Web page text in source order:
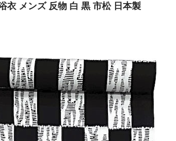
衣 メンズ 反物 白 黒 市松 日本製